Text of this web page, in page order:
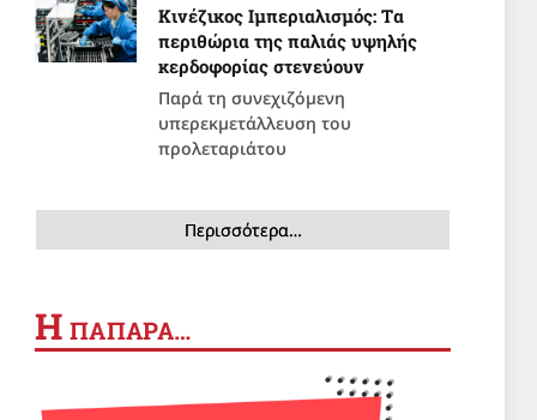
Κινέζικος Ιμπεριαλισμός: Tα
περιθώρια της παλιάς υψηλής
κερδοφορίας στενεύουν
Παρά τη συνεχιζόμενη
υπερεκμετάλλευση του
προλεταριάτου
Περισσότερα…
Η ΠΑΠΑΡΑ…